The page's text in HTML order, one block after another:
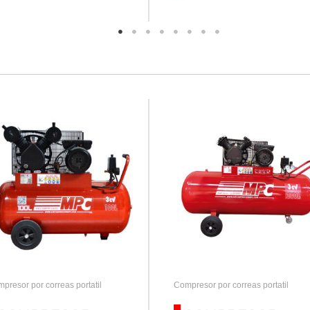
por correas portatil Compresor por correas portatil